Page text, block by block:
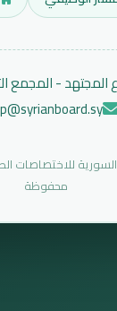
- المجمع
السورية
محفوظة